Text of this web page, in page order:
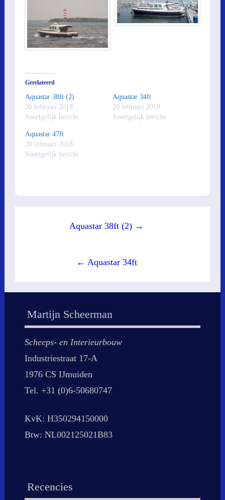
Gerelateerd
Aquastar 38ft (2)
20 februari 2018
Soortgelijk bericht
Aquastar 34ft
20 februari 2018
Soortgelijk bericht
Aquastar 47ft
20 februari 2018
Soortgelijk bericht
Aquastar 38ft (2) →
← Aquastar 34ft
Martijn Scheerman
Scheeps- en Interieurbouw
Industriestraat 17-A
1976 CS IJmuiden
Tel. +31 (0)6-50680747
KvK: H350294150000
Btw: NL002125021B83
Recencies